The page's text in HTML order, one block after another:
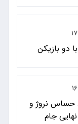
دو بازیکن
حساس نروژ و
جام